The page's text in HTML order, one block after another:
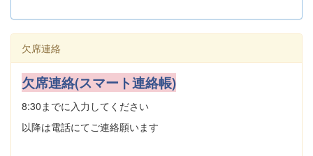
欠席連絡
欠席連絡(スマート連絡帳)
8:30までに入力してください
以降は電話にてご連絡願います